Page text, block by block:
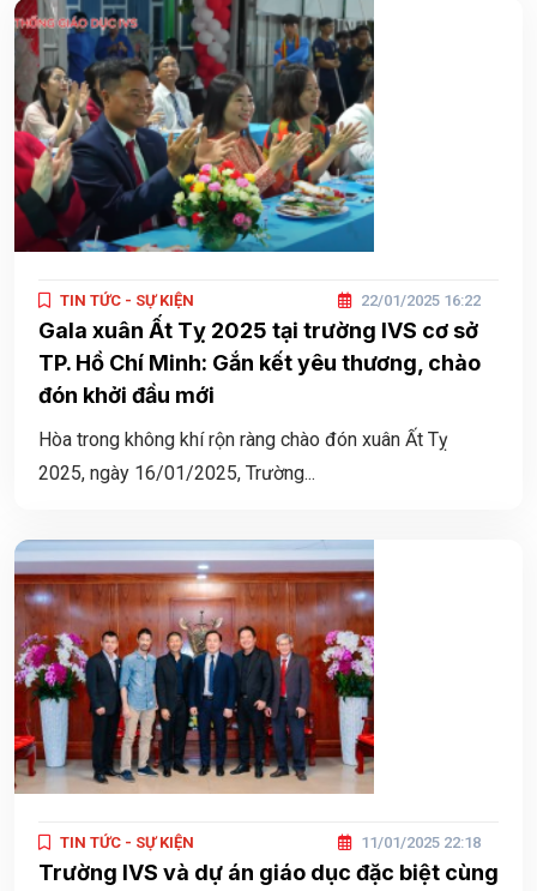
TIN TỨC - SỰ KIỆN 22/01/2025 16:22
Gala xuân Ất Tỵ 2025 tại trường IVS cơ sở
TP. Hồ Chí Minh: Gắn kết yêu thương, chào
đón khởi đầu mới
Hòa trong không khí rộn ràng chào đón xuân Ất Tỵ
2025, ngày 16/01/2025, Trường...
TIN TỨC - SỰ KIỆN 11/01/2025 22:18
Trường IVS và dự án giáo dục đặc biệt cùng